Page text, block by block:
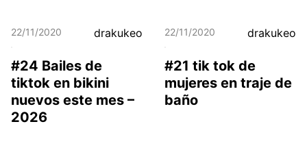
22/11/2020 drakukeo
#24 Bailes de
tiktok en bikini
nuevos este mes –
2026
22/11/2020 drakukeo
#21 tik tok de
mujeres en traje de
baño